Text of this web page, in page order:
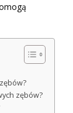
zębów?